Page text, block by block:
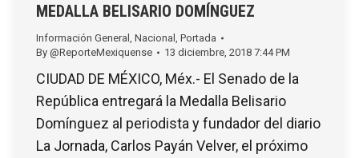
MEDALLA BELISARIO DOMÍNGUEZ
Información General Nacional Portada
By @ReporteMexiquense 13 diciembre, 2018 7:44 PM
CIUDAD DE MÉXICO, Méx.- El Senado de la
República entregará la Medalla Belisario
Domínguez al periodista y fundador del diario
La Jornada, Carlos Payán Velver, el próximo